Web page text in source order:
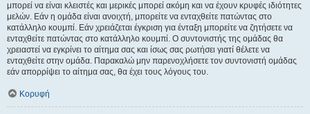
μπορεί να είναι κλειστές και μερικές μπορεί ακόμη και να έχουν κρυφές ιδιότητες
μελών. Εάν η ομάδα είναι ανοιχτή, μπορείτε να ενταχθείτε πατώντας στο
κατάλληλο κουμπί. Εάν χρειάζεται έγκριση για ένταξη μπορείτε να ζητήσετε να
ενταχθείτε πατώντας στο κατάλληλο κουμπί. Ο συντονιστής της ομάδας θα
χρειαστεί να εγκρίνει το αίτημα σας και ίσως σας ρωτήσει γιατί θέλετε να
ενταχθείτε στην ομάδα. Παρακαλώ μην παρενοχλήσετε τον συντονιστή ομάδας
εάν απορρίψει το αίτημα σας, θα έχει τους λόγους του.
Κορυφή